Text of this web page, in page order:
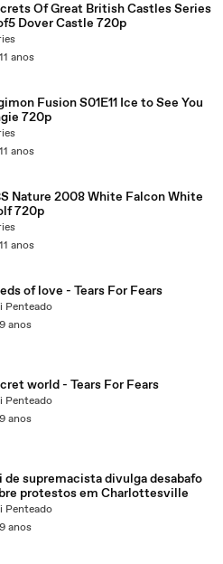
Of Great British Castles Series
Dover Castle 720p
anos
Fusion S01E11 Ice to See You
720p
anos
Nature 2008 White Falcon White
720p
anos
of love - Tears For Fears
Penteado
anos
world - Tears For Fears
Penteado
anos
de supremacista divulga desabafo
protestos em Charlottesville
Penteado
anos